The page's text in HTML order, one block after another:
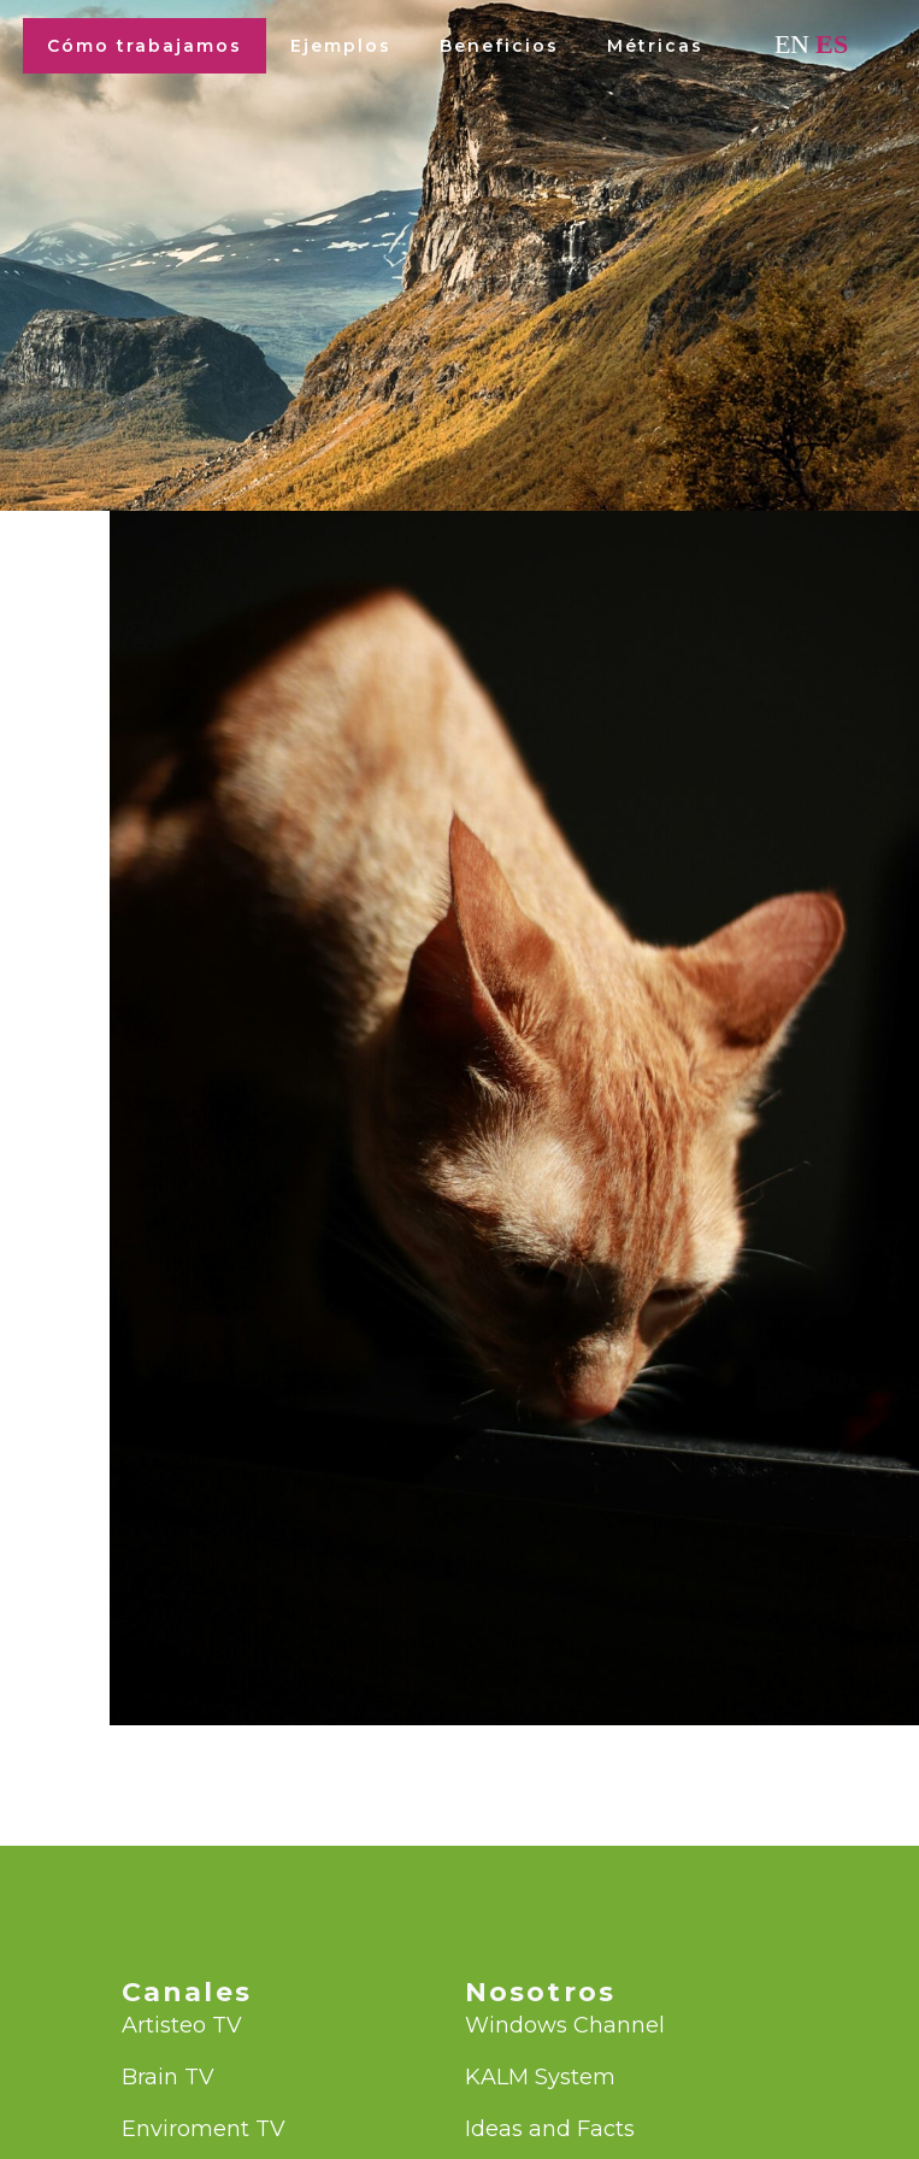
Cómo trabajamos Ejemplos Beneficios Métricas ENES
Canales
Artisteo TV
Brain TV
Enviroment TV
Nosotros
Windows Channel
KALM System
Ideas and Facts